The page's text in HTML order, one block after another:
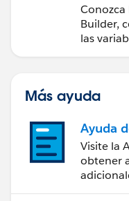
Conozca
Builder,
las
Más ayuda
Ayuda
Visite la
obtener